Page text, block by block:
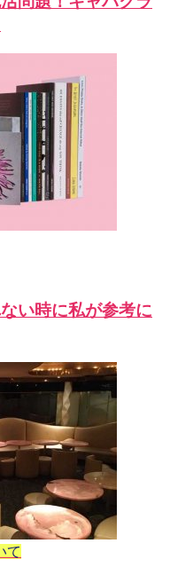
い時に私が参考に
て